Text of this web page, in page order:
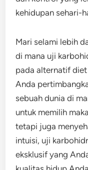
kehidupan sehari-
Mari selami lebih
di mana uji
pada alternatif
Anda
sebuah dunia di
untuk memilih
tetapi juga
intuisi, uji
eksklusif yang